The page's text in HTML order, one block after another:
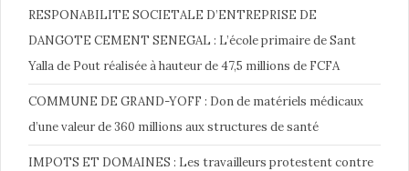
RESPONABILITE SOCIETALE D’ENTREPRISE DE
DANGOTE CEMENT SENEGAL : L’école primaire de Sant
Yalla de Pout réalisée à hauteur de 47,5 millions de FCFA
COMMUNE DE GRAND-YOFF : Don de matériels médicaux
d’une valeur de 360 millions aux structures de santé
IMPOTS ET DOMAINES : Les travailleurs protestent contre